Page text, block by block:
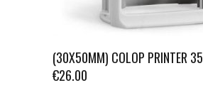
(30X50MM) COLOP PRINTER 35
€26.00